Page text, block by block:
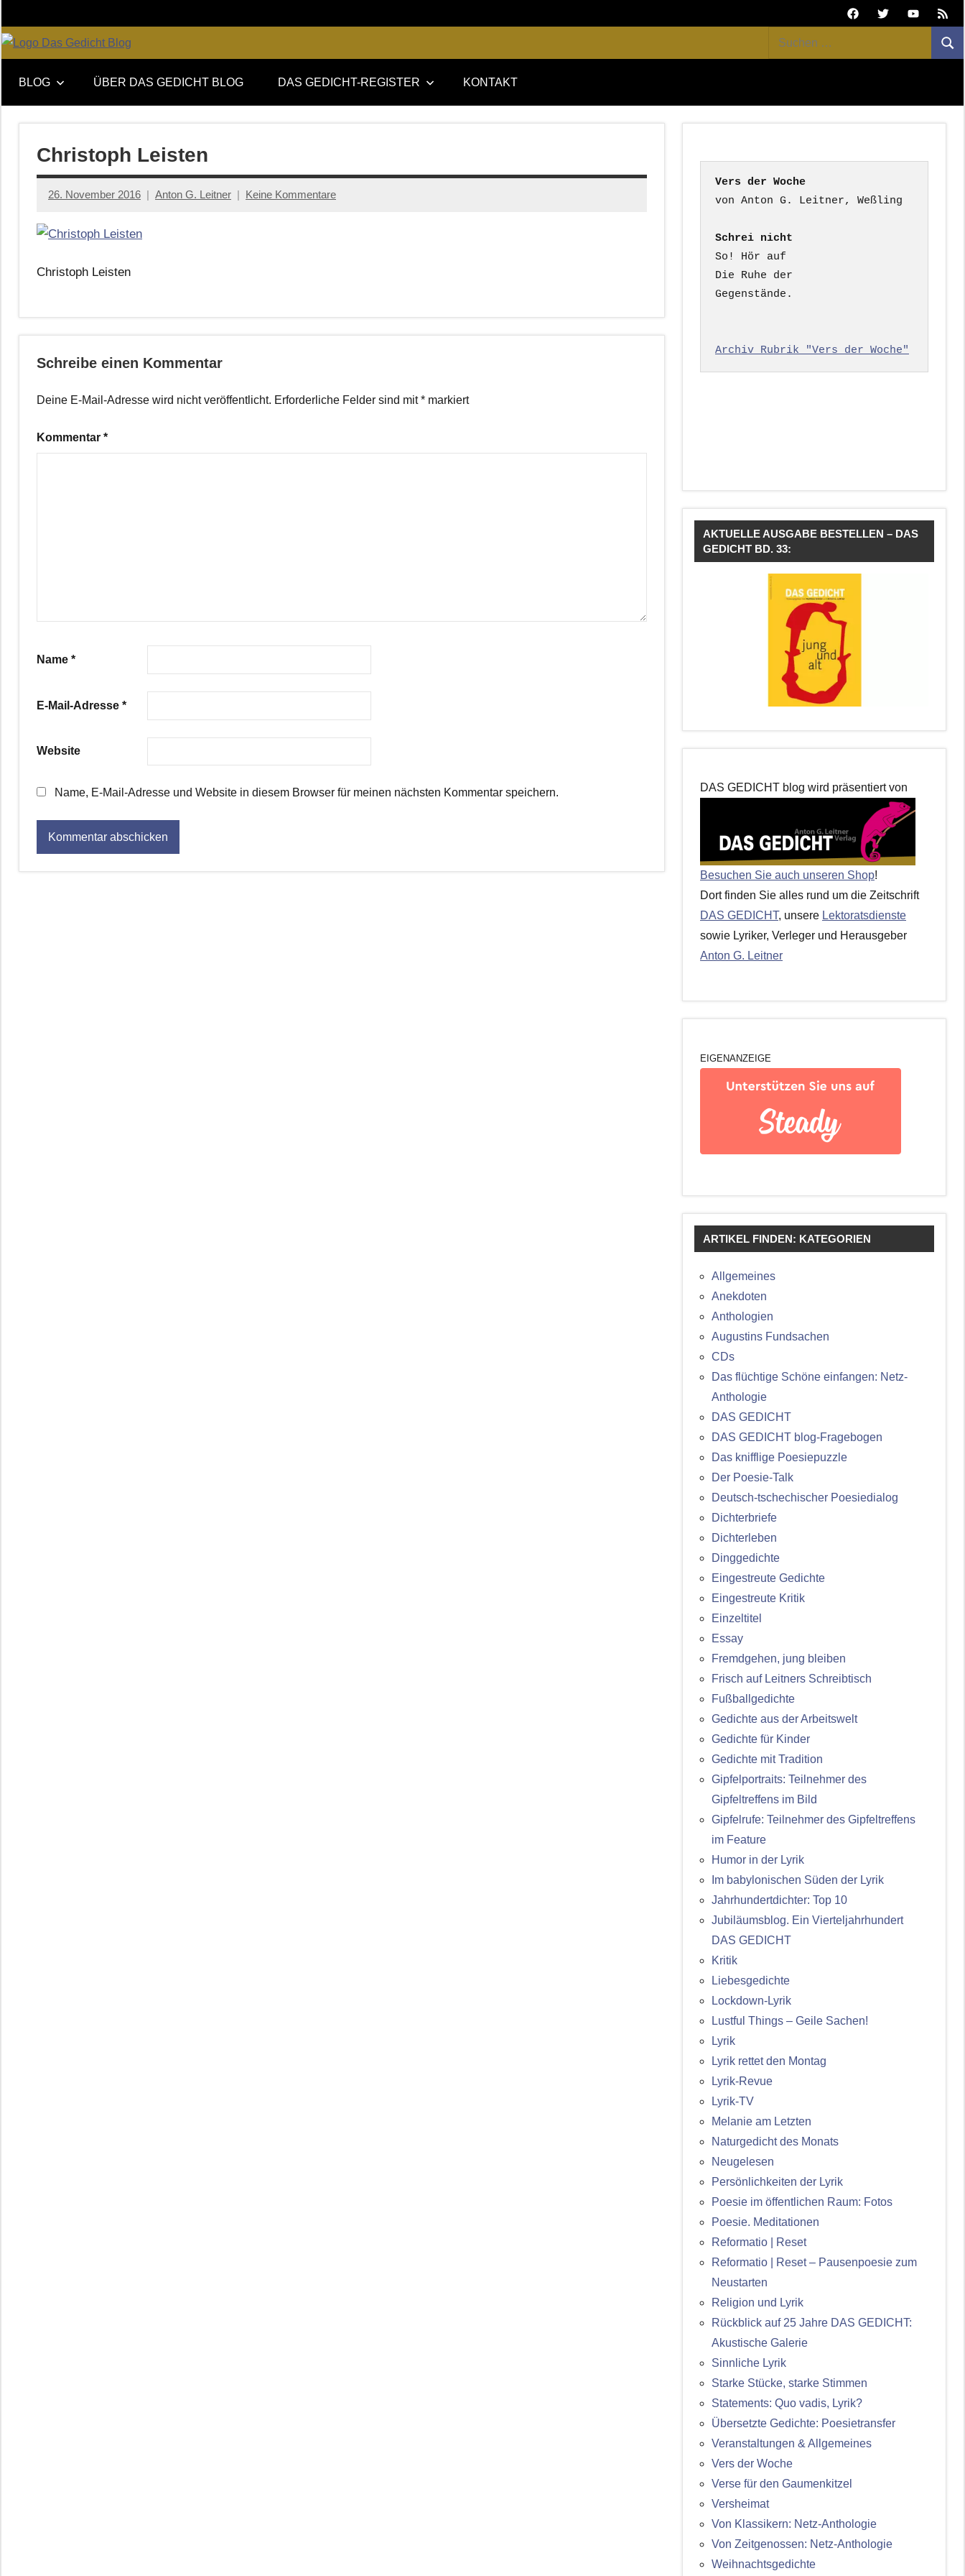
Inhalt
springen
FacebookTwitterYoutubeFeed
DAS
GEDICHT
blog
von
DAS
GEDICHT.
Zeitschrift
für
Lyrik,
Essay
Suchen
nach:
BLOG ÜBER DAS GEDICHT BLOG DAS GEDICHT-REGISTER KONTAKT
Christoph Leisten
26. November 2016 Anton G. Leitner Keine Kommentare
Christoph Leisten
Schreibe einen Kommentar
Deine E-Mail-Adresse wird nicht veröffentlicht. Erforderliche Felder sind mit* markiert
Kommentar *
Name *
E-Mail-Adresse *
Website
Name, E-Mail-Adresse und Website in diesem Browser für meinen nächsten Kommentar speichern.
Vers der Woche
Schrei nicht
So! Hör auf
Die Ruhe der
Gegenstände.
Archiv Rubrik "Vers der Woche"
AKTUELLE AUSGABE BESTELLEN – DAS
GEDICHT BD. 33:
DAS GEDICHT blog wird präsentiert von
Besuchen Sie auch unseren Shop!
Dort finden Sie alles rund um die Zeitschrift
DAS GEDICHT, unsere Lektoratsdienste
sowie Lyriker, Verleger und Herausgeber
Anton G. Leitner
EIGENANZEIGE
ARTIKEL FINDEN: KATEGORIEN
Allgemeines
Anekdoten
Anthologien
Augustins Fundsachen
CDs
Das flüchtige Schöne einfangen: Netz-
Anthologie
DAS GEDICHT
DAS GEDICHT blog-Fragebogen
Das knifflige Poesiepuzzle
Der Poesie-Talk
Deutsch-tschechischer Poesiedialog
Dichterbriefe
Dichterleben
Dinggedichte
Eingestreute Gedichte
Eingestreute Kritik
Einzeltitel
Essay
Fremdgehen, jung bleiben
Frisch auf Leitners Schreibtisch
Fußballgedichte
Gedichte aus der Arbeitswelt
Gedichte für Kinder
Gedichte mit Tradition
Gipfelportraits: Teilnehmer des
Gipfeltreffens im Bild
Gipfelrufe: Teilnehmer des Gipfeltreffens
im Feature
Humor in der Lyrik
Im babylonischen Süden der Lyrik
Jahrhundertdichter: Top 10
Jubiläumsblog. Ein Vierteljahrhundert
DAS GEDICHT
Kritik
Liebesgedichte
Lockdown-Lyrik
Lustful Things – Geile Sachen!
Lyrik
Lyrik rettet den Montag
Lyrik-Revue
Lyrik-TV
Melanie am Letzten
Naturgedicht des Monats
Neugelesen
Persönlichkeiten der Lyrik
Poesie im öffentlichen Raum: Fotos
Poesie. Meditationen
Reformatio | Reset
Reformatio | Reset – Pausenpoesie zum
Neustarten
Religion und Lyrik
Rückblick auf 25 Jahre DAS GEDICHT:
Akustische Galerie
Sinnliche Lyrik
Starke Stücke, starke Stimmen
Statements: Quo vadis, Lyrik?
Übersetzte Gedichte: Poesietransfer
Veranstaltungen & Allgemeines
Vers der Woche
Verse für den Gaumenkitzel
Versheimat
Von Klassikern: Netz-Anthologie
Von Zeitgenossen: Netz-Anthologie
Weihnachtsgedichte